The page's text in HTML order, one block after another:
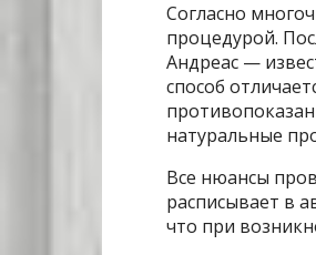
Согласно
процедурой.
Андреас —
способ
натуральные
Все нюансы
расписывает в
что при